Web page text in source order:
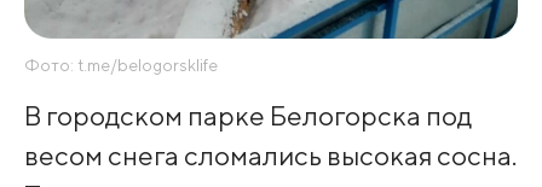
Фото: t.me/belogorsklife
В городском парке Белогорска под
весом снега сломались высокая сосна.